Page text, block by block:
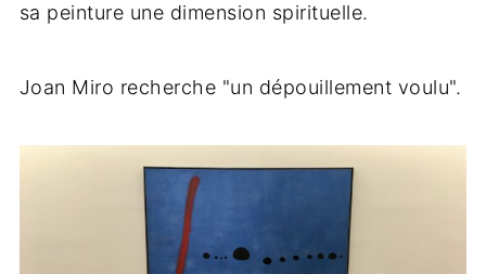
sa peinture une dimension spirituelle.
Joan Miro recherche "un dépouillement voulu".